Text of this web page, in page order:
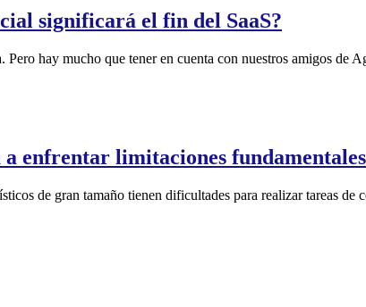
significará el fin del SaaS?
Pero hay mucho que tener en cuenta con nuestros amigos de
enfrentar limitaciones fundamentales
de gran tamaño tienen dificultades para realizar tareas